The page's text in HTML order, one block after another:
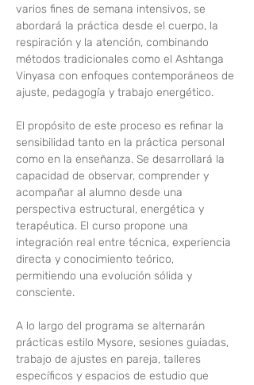
varios fines de semana intensivos, se
abordará la práctica desde el cuerpo, la
respiración y la atención, combinando
métodos tradicionales como el Ashtanga
Vinyasa con enfoques contemporáneos de
ajuste, pedagogía y trabajo energético.
El propósito de este proceso es refinar la
sensibilidad tanto en la práctica personal
como en la enseñanza. Se desarrollará la
capacidad de observar, comprender y
acompañar al alumno desde una
perspectiva estructural, energética y
terapéutica. El curso propone una
integración real entre técnica, experiencia
directa y conocimiento teórico,
permitiendo una evolución sólida y
consciente.
A lo largo del programa se alternarán
prácticas estilo Mysore, sesiones guiadas,
trabajo de ajustes en pareja, talleres
específicos y espacios de estudio que